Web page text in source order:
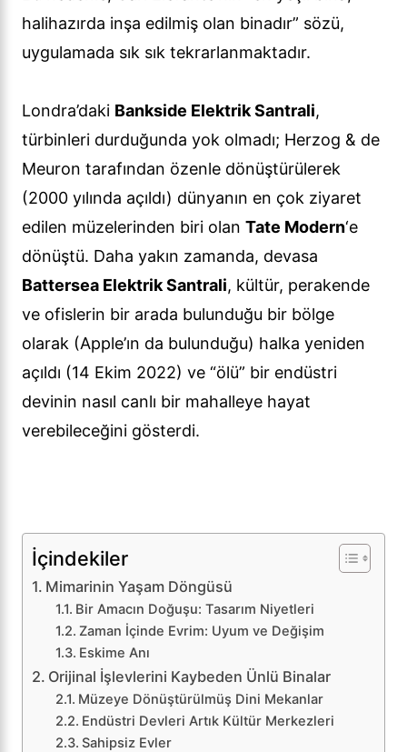
halihazırda inşa edilmiş olan binadır” sözü,
uygulamada sık sık tekrarlanmaktadır.
Londra’daki Bankside Elektrik Santrali,
türbinleri durduğunda yok olmadı; Herzog & de
Meuron tarafından özenle dönüştürülerek
(2000 yılında açıldı) dünyanın en çok ziyaret
edilen müzelerinden biri olan Tate Modern‘e
dönüştü. Daha yakın zamanda, devasa
Battersea Elektrik Santrali, kültür, perakende
ve ofislerin bir arada bulunduğu bir bölge
olarak (Apple’ın da bulunduğu) halka yeniden
açıldı (14 Ekim 2022) ve “ölü” bir endüstri
devinin nasıl canlı bir mahalleye hayat
verebileceğini gösterdi.
İçindekiler
Mimarinin Yaşam Döngüsü
Bir Amacın Doğuşu: Tasarım Niyetleri
Zaman İçinde Evrim: Uyum ve Değişim
Eskime Anı
Orijinal İşlevlerini Kaybeden Ünlü Binalar
Müzeye Dönüştürülmüş Dini Mekanlar
Endüstri Devleri Artık Kültür Merkezleri
Sahipsiz Evler